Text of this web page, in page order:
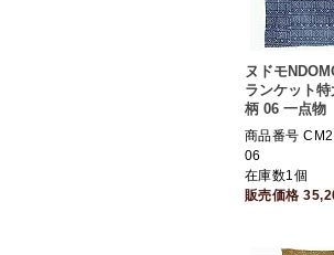
ヌドモ
ランケット特
柄 06 一点物
商品番号
06
在庫数1個
販売価格